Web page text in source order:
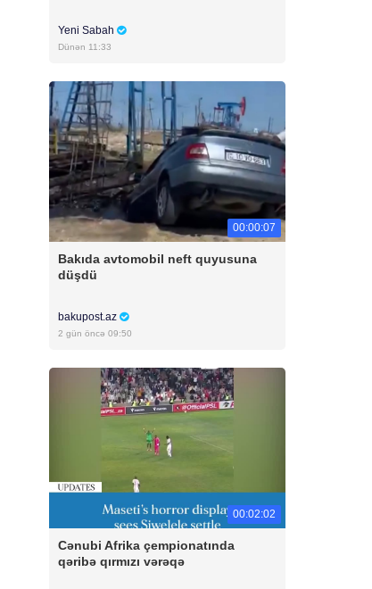
Yeni Sabah
Dünən 11:33
00:00:07
Bakıda avtomobil neft quyusuna
düşdü
bakupost.az
2 gün öncə 09:50
00:02:02
Cənubi Afrika çempionatında
qəribə qırmızı vərəqə